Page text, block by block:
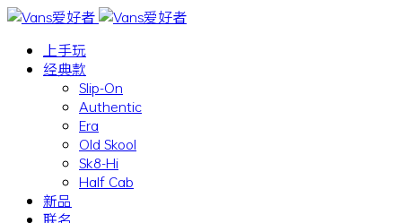
上手玩
经典款
Slip-On
Authentic
Era
Old Skool
Sk8-Hi
Half Cab
新品
联名